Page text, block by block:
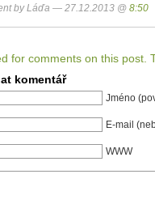
by Láďa — 27.12.2013 @ 8:50
for comments on this post.
komentář
Jméno
E-mail
WWW